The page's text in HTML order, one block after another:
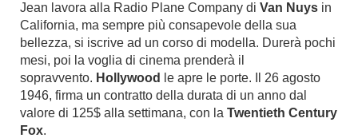
Jean lavora alla Radio Plane Company di Van Nuys in
California, ma sempre più consapevole della sua
bellezza, si iscrive ad un corso di modella. Durerà pochi
mesi, poi la voglia di cinema prenderà il
sopravvento. Hollywood
le apre le porte. Il 26 agosto
1946, firma un contratto della durata di un anno dal
valore di 125$ alla settimana, con la Twentieth Century
Fox.